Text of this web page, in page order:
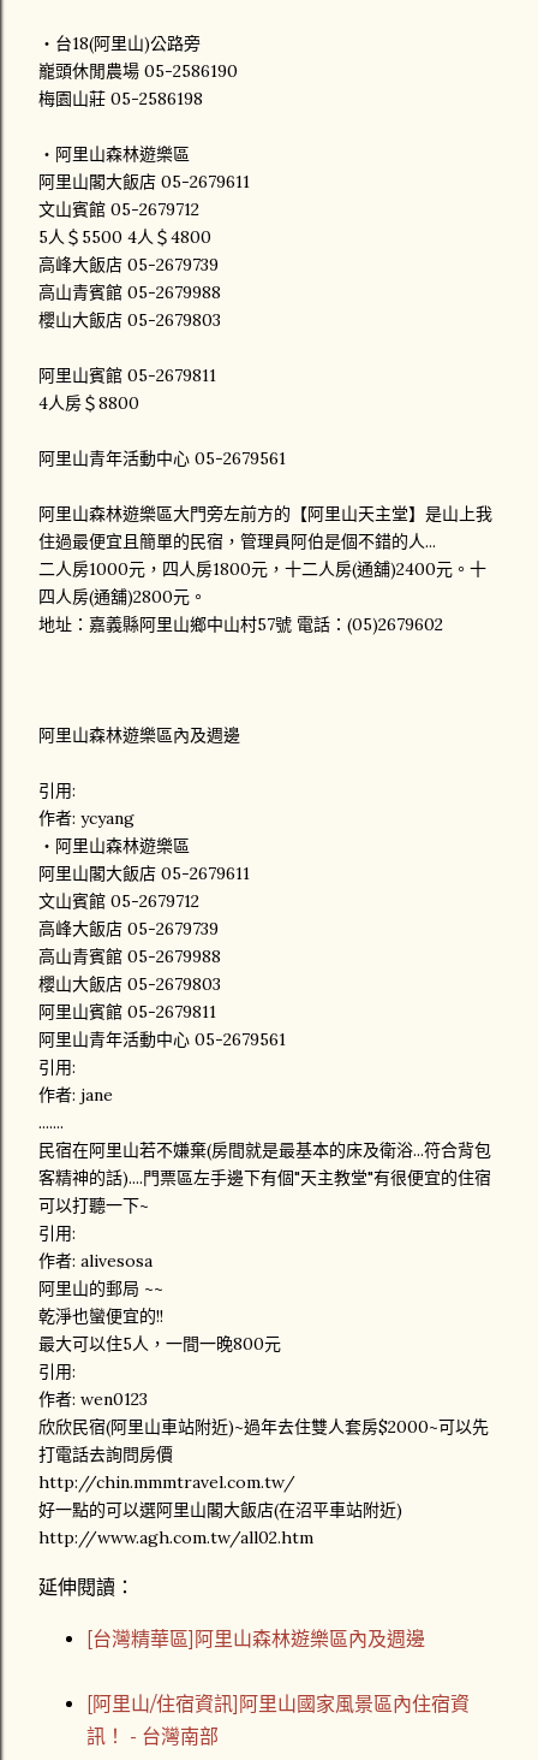
‧台18(阿里山)公路旁
巃頭休閒農場 05-2586190
梅園山莊 05-2586198
‧阿里山森林遊樂區
阿里山閣大飯店 05-2679611
文山賓館 05-2679712
5人＄5500 4人＄4800
高峰大飯店 05-2679739
高山青賓館 05-2679988
櫻山大飯店 05-2679803
阿里山賓館 05-2679811
4人房＄8800
阿里山青年活動中心 05-2679561
阿里山森林遊樂區大門旁左前方的【阿里山天主堂】是山上我
住過最便宜且簡單的民宿，管理員阿伯是個不錯的人...
二人房1000元，四人房1800元，十二人房(通舖)2400元。十
四人房(通舖)2800元。
地址：嘉義縣阿里山鄉中山村57號 電話：(05)2679602
阿里山森林遊樂區內及週邊
引用:
作者: ycyang
‧阿里山森林遊樂區
阿里山閣大飯店 05-2679611
文山賓館 05-2679712
高峰大飯店 05-2679739
高山青賓館 05-2679988
櫻山大飯店 05-2679803
阿里山賓館 05-2679811
阿里山青年活動中心 05-2679561
引用:
作者: jane
.......
民宿在阿里山若不嫌棄(房間就是最基本的床及衛浴...符合背包
客精神的話)....門票區左手邊下有個"天主教堂"有很便宜的住宿
可以打聽一下~
引用:
作者: alivesosa
阿里山的郵局 ~~
乾淨也蠻便宜的!!
最大可以住5人，一間一晚800元
引用:
作者: wen0123
欣欣民宿(阿里山車站附近)~過年去住雙人套房$2000~可以先
打電話去詢問房價
http://chin.mmmtravel.com.tw/
好一點的可以選阿里山閣大飯店(在沼平車站附近)
http://www.agh.com.tw/all02.htm
延伸閱讀：
[台灣精華區]阿里山森林遊樂區內及週邊
[阿里山/住宿資訊]阿里山國家風景區內住宿資
訊！ - 台灣南部